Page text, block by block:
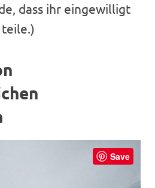
dass ihr eingewilligt
teile.)
Save